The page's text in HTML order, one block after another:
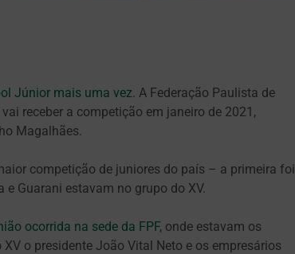
Júnior mais uma vez. A Federação Paulista de
receber a competição em janeiro de 2021,
Magalhães.
competição de juniores do país – a primeira foi
Guarani estavam no grupo do XV.
ocorrida na sede da FPF, onde estavam os
o presidente João Vital Neto e os empresários